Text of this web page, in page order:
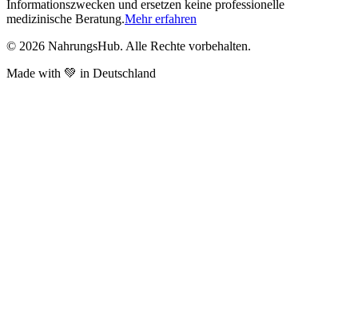
Informationszwecken und ersetzen keine professionelle
medizinische Beratung.Mehr erfahren
© 2026 NahrungsHub. Alle Rechte vorbehalten.
Made with 💚 in Deutschland